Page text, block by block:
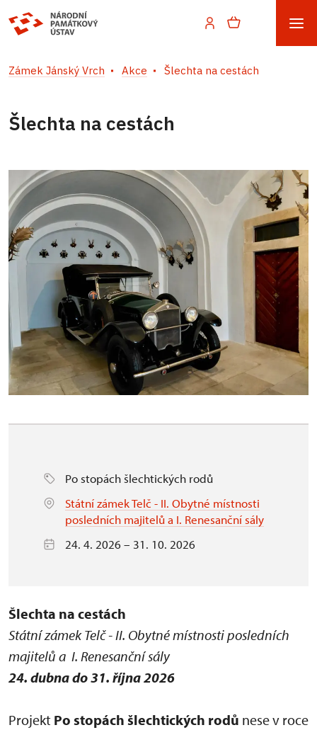
Zámek Jánský Vrch Akce Šlechta na cestách
Šlechta na cestách
Po stopách šlechtických rodů
Státní zámek Telč - II. Obytné místnosti
posledních majitelů a I. Renesanční sály
24. 4. 2026 – 31. 10. 2026
Šlechta na cestách
Státní zámek Telč - II. Obytné místnosti posledních
majitelů a I. Renesanční sály
24. dubna do 31. října 2026
Projekt Po stopách šlechtických rodů nese v roce